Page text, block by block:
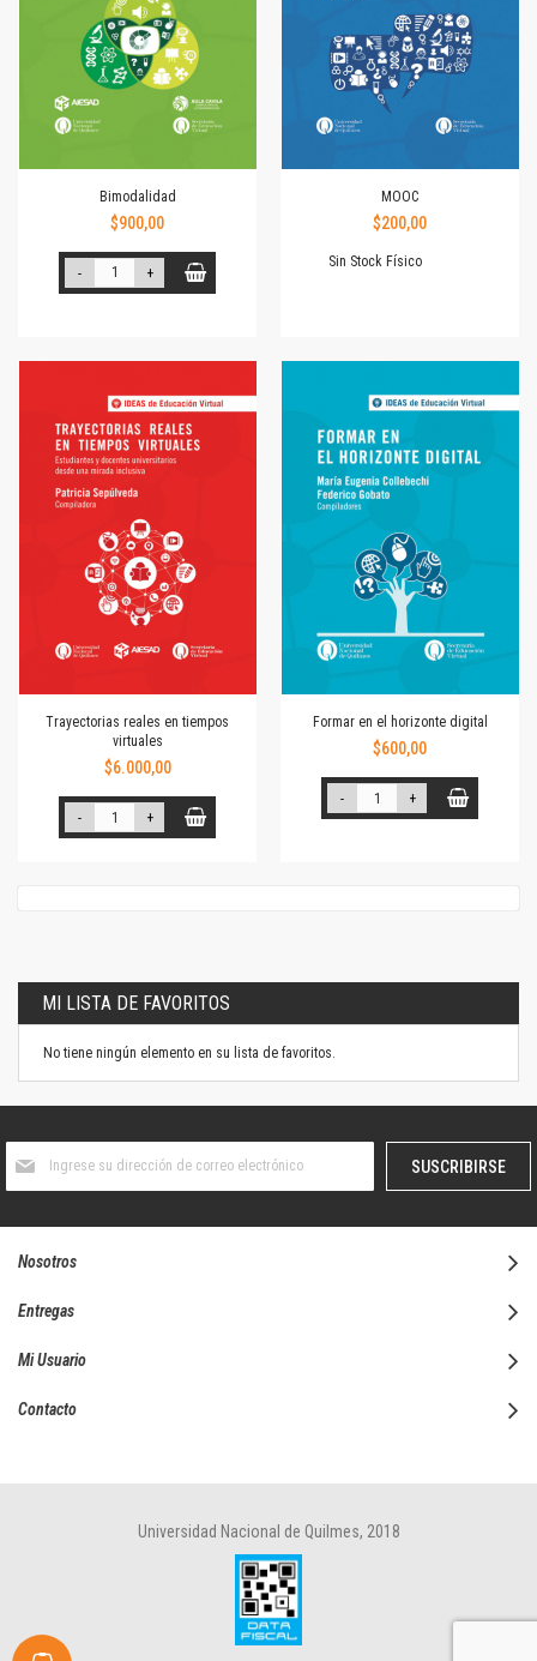
Bimodalidad
$900,00
- +
MOOC
$200,00
Sin Stock Físico
Trayectorias reales en tiempos
virtuales
$6.000,00
- +
Formar en el horizonte digital
$600,00
- +
MI LISTA DE FAVORITOS
No tiene ningún elemento en su lista de favoritos.
boletín
SUSCRIBIRSE
Nosotros
Entregas
Mi Usuario
Contacto
Universidad Nacional de Quilmes, 2018